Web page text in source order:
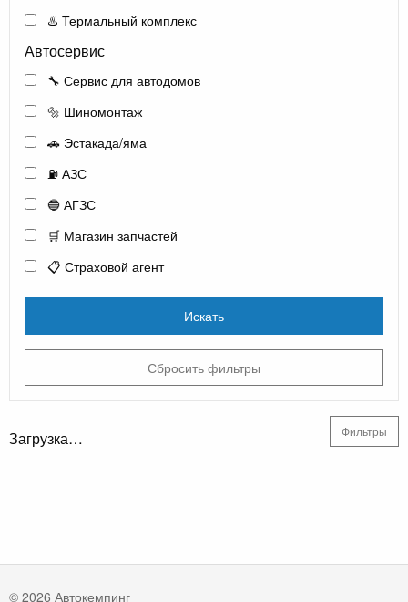
♨️ Термальный комплекс
Автосервис
🔧 Сервис для автодомов
🔩 Шиномонтаж
🚗 Эстакада/яма
⛽ АЗС
🔵 АГЗС
🛒 Магазин запчастей
📋 Страховой агент
Искать
Сбросить фильтры
Загрузка… Фильтры
© 2026 Автокемпинг